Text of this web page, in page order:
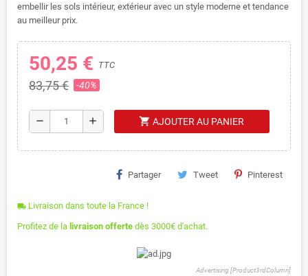
embellir les sols intérieur, extérieur avec un style moderne et tendance
au meilleur prix.
50,25 € TTC
83,75 € -40%
remove add shopping_cart AJOUTER AU PANIER
Partager Tweet Pinterest
local_shipping Livraison dans toute la France !
Profitez de la livraison offerte dès 3000€ d'achat.
Advertising [Product3rdColumn]